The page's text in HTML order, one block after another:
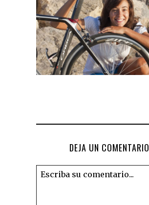
DEJA UN COMENTARIO